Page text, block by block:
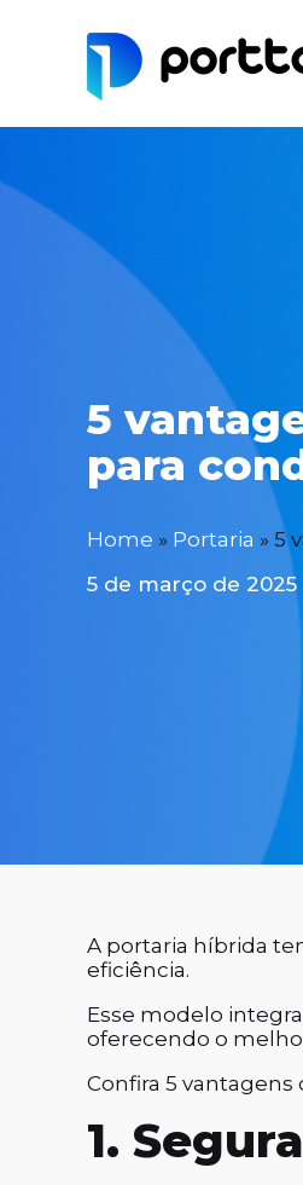
5
para
Home » Portaria » 5
5 de março de 2025
A portaria híbrida
eficiência.
Esse modelo
oferecendo o
Confira 5 vantagens
1.